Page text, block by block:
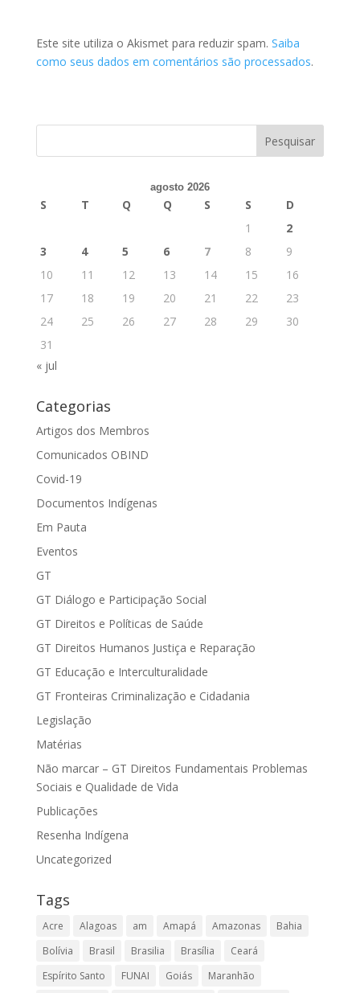
Este site utiliza o Akismet para reduzir spam. Saiba
como seus dados em comentários são processados.
agosto 2026
S T Q Q S S
D
1
2
3
4 5 6 7 8
9
10
11 12 13 14 15
16
17
18 19 20 21 22
23
24
25 26 27 28 29
30
31
« jul
Categorias
Artigos dos Membros
Comunicados OBIND
Covid-19
Documentos Indígenas
Em Pauta
Eventos
GT
GT Diálogo e Participação Social
GT Direitos e Políticas de Saúde
GT Direitos Humanos Justiça e Reparação
GT Educação e Interculturalidade
GT Fronteiras Criminalização e Cidadania
Legislação
Matérias
Não marcar – GT Direitos Fundamentais Problemas
Sociais e Qualidade de Vida
Publicações
Resenha Indígena
Uncategorized
Tags
Acre Alagoas am Amapá Amazonas
Bahia
Bolívia
Brasil Brasilia Brasília
Ceará
Espírito Santo
FUNAI Goiás
Maranhão